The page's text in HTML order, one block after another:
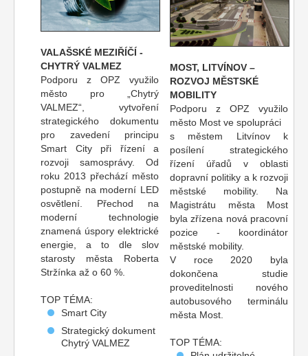
VALAŠSKÉ MEZIŘÍČÍ -
CHYTRÝ VALMEZ
Podporu z OPZ využilo
město pro „Chytrý
VALMEZ“, vytvoření
strategického dokumentu
pro zavedení principu
Smart City při řízení a
rozvoji samosprávy. Od
roku 2013 přechází město
postupně na moderní LED
osvětlení. Přechod na
moderní technologie
znamená úspory elektrické
energie, a to dle slov
starosty města Roberta
Stržínka až o 60 %.
TOP TÉMA:
Smart City
Strategický dokument
Chytrý VALMEZ
MOST, LITVÍNOV –
ROZVOJ MĚSTSKÉ
MOBILITY
Podporu z OPZ využilo
město Most ve spolupráci
s městem Litvínov k
posílení strategického
řízení úřadů v oblasti
dopravní politiky a k rozvoji
městské mobility. Na
Magistrátu města Most
byla zřízena nová pracovní
pozice - koordinátor
městské mobility.
V roce 2020 byla
dokončena studie
proveditelnosti nového
autobusového terminálu
města Most.
TOP TÉMA: